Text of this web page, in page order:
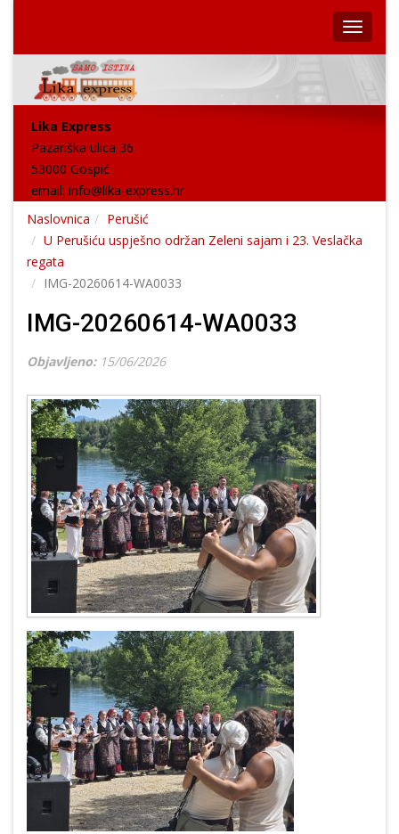
Lika Express
Pazariška ulica 36
53000 Gospić
email: info@lika-express.hr
Naslovnica
Perušić
U Perušiću uspješno održan Zeleni sajam i 23. Veslačka
regata
IMG-20260614-WA0033
IMG-20260614-WA0033
Objavljeno: 15/06/2026